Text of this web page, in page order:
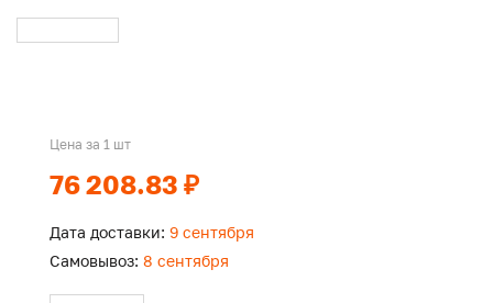
Цена за 1 шт
76 208.83 ₽
Дата доставки: 9 сентября
Самовывоз: 8 сентября